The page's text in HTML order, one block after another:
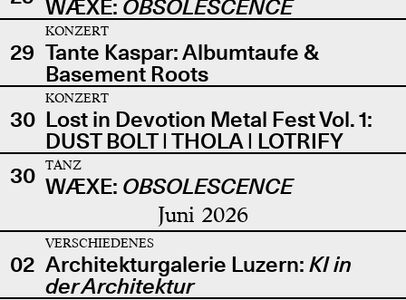
WÆXE: OBSOLESCENCE
29
KONZERT
Tante Kaspar: Albumtaufe &
Basement Roots
30
KONZERT
Lost in Devotion Metal Fest Vol. 1:
DUST BOLT | THOLA | LOTRIFY
30
TANZ
WÆXE: OBSOLESCENCE
Juni 2026
02
VERSCHIEDENES
Architekturgalerie Luzern: KI in
der Architektur